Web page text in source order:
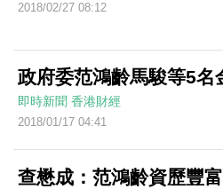
2018/02/27 08:12
政府委范鴻齡馬駿等5名
即時新聞 香港財經
2018/01/17 04:41
查懋成：范鴻齡資歷豐